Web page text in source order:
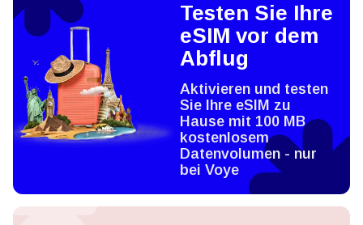
Testen Sie Ihre
eSIM vor dem
Abflug
Aktivieren und testen
Sie Ihre eSIM zu
Hause mit 100 MB
kostenlosem
Datenvolumen - nur
bei Voye